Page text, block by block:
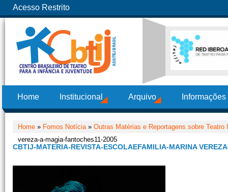
Acesso Restrito
Home Institucional Arquivo
Home » Fomos Notícia» Outras Matérias e Reportagens sobre Teatro
vereza-a-magia-fantoches11-2005
CBTIJ-MATERIA-REVISTA-ESCOLAEFAMILIA-MARINA